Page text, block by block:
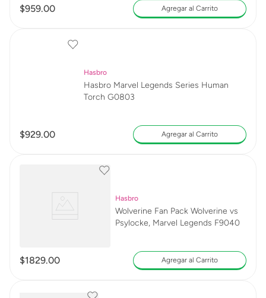
$959.00 Agregar al Carrito
Hasbro
Hasbro Marvel Legends Series Human
Torch G0803
$929.00 Agregar al Carrito
Hasbro
Wolverine Fan Pack Wolverine vs
Psylocke, Marvel Legends F9040
$1829.00 Agregar al Carrito